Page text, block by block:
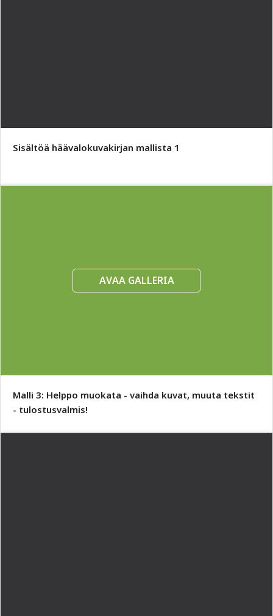
Sisältöä häävalokuvakirjan mallista 1
AVAA GALLERIA
Malli 3: Helppo muokata - vaihda kuvat, muuta tekstit
- tulostusvalmis!